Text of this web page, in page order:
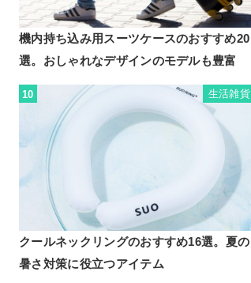
機内持ち込み用スーツケースのおすすめ20
選。おしゃれなデザインのモデルも豊富
10 生活雑貨
クールネックリングのおすすめ16選。夏の
暑さ対策に役立つアイテム